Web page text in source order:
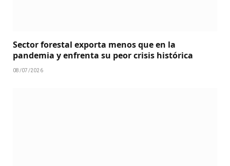
Sector forestal exporta menos que en la
pandemia y enfrenta su peor crisis histórica
08/07/2026